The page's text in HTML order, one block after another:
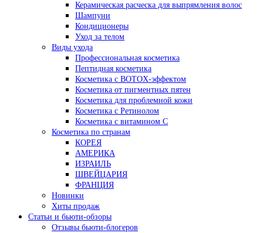
Керамическая расческа для выпрямления волос
Шампуни
Кондиционеры
Уход за телом
Виды ухода
Профессиональная косметика
Пептидная косметика
Косметика с BOTOX-эффектом
Косметика от пигментных пятен
Косметика для проблемной кожи
Косметика с Ретинолом
Косметика с витамином С
Косметика по странам
КОРЕЯ
АМЕРИКА
ИЗРАИЛЬ
ШВЕЙЦАРИЯ
ФРАНЦИЯ
Новинки
Хиты продаж
Статьи и бьюти-обзоры
Отзывы бьюти-блогеров